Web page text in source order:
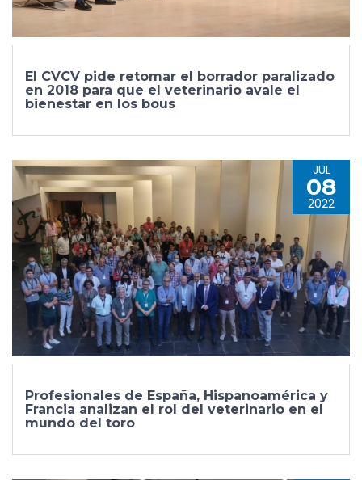
El CVCV pide retomar el borrador paralizado
en 2018 para que el veterinario avale el
bienestar en los bous
JUL
08
2022
Profesionales de España, Hispanoamérica y
Francia analizan el rol del veterinario en el
mundo del toro